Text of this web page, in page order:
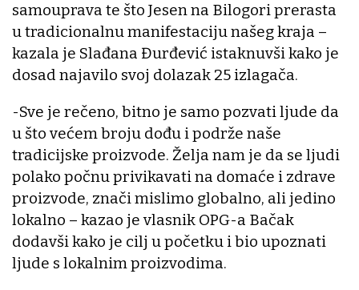
samouprava te što Jesen na Bilogori prerasta
u tradicionalnu manifestaciju našeg kraja –
kazala je Slađana Đurđević istaknuvši kako je
dosad najavilo svoj dolazak 25 izlagača.
-Sve je rečeno, bitno je samo pozvati ljude da
u što većem broju dođu i podrže naše
tradicijske proizvode. Želja nam je da se ljudi
polako počnu privikavati na domaće i zdrave
proizvode, znači mislimo globalno, ali jedino
lokalno – kazao je vlasnik OPG-a Bačak
dodavši kako je cilj u početku i bio upoznati
ljude s lokalnim proizvodima.